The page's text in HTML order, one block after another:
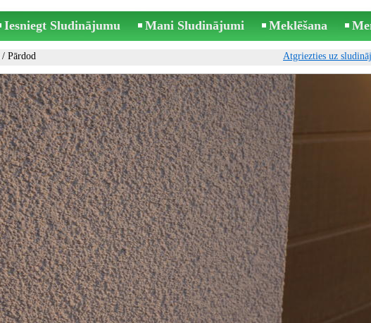
Iesniegt Sludinājumu Mani Sludinājumi Meklēšana
/ Pārdod Atgriezties uz